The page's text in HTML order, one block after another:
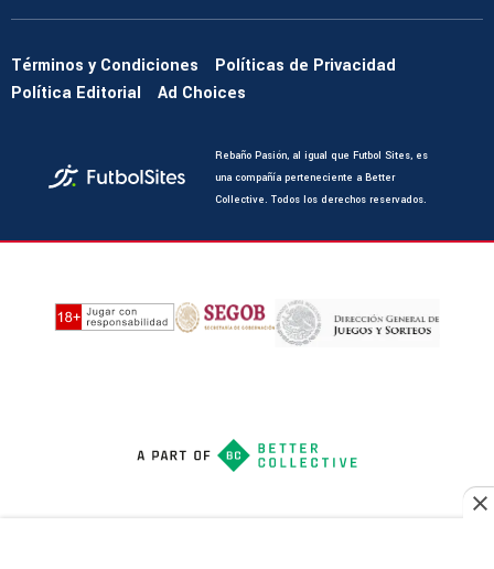
Términos y Condiciones
Políticas de Privacidad
Política Editorial
Ad Choices
Rebaño Pasión, al igual que Futbol Sites, es
una compañía perteneciente a Better
Collective. Todos los derechos reservados.